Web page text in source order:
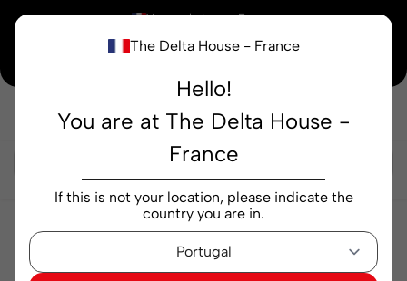
The Delta House - France
Hello!
You are at The Delta House -
France
If this is not your location, please indicate the
country you are in.
× Vous achetez en France
Notre nouvelle maison peaufine encore ses derniers détails. Merci de votre